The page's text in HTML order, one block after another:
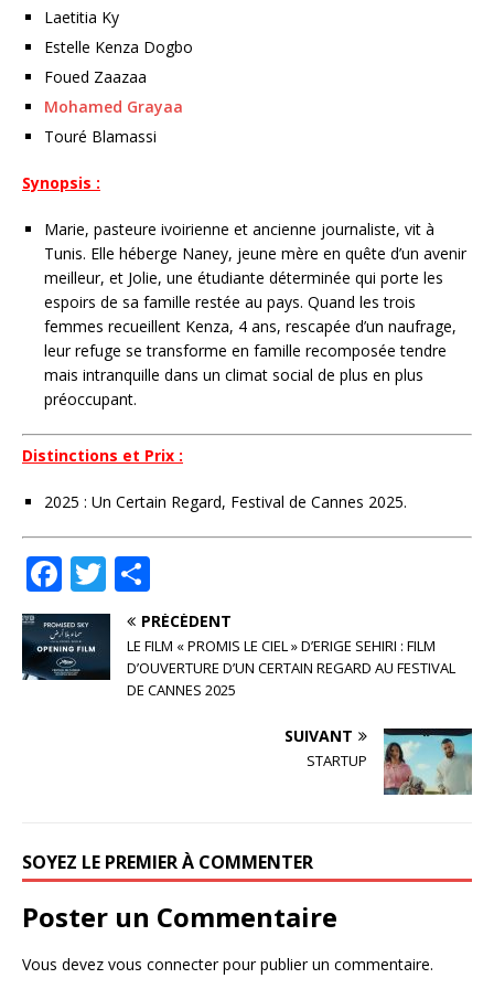
Laetitia Ky
Estelle Kenza Dogbo
Foued Zaazaa
Mohamed Grayaa
Touré Blamassi
Synopsis :
Marie, pasteure ivoirienne et ancienne journaliste, vit à
Tunis. Elle héberge Naney, jeune mère en quête d’un avenir
meilleur, et Jolie, une étudiante déterminée qui porte les
espoirs de sa famille restée au pays. Quand les trois
femmes recueillent Kenza, 4 ans, rescapée d’un naufrage,
leur refuge se transforme en famille recomposée tendre
mais intranquille dans un climat social de plus en plus
préoccupant.
Distinctions et Prix :
2025 : Un Certain Regard, Festival de Cannes 2025.
F
a
c
e
T
w
it
te
ar
ta
g
PRÉCÉDENT
LE FILM « PROMIS LE CIEL » D’ERIGE SEHIRI : FILM
D’OUVERTURE D’UN CERTAIN REGARD AU FESTIVAL
DE CANNES 2025
SUIVANT
STARTUP
SOYEZ LE PREMIER À COMMENTER
Poster un Commentaire
Vous devez vous connecterpour publier un commentaire.